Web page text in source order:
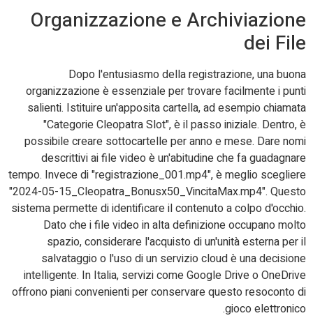
Organizzazione e Archiviazione
dei File
Dopo l'entusiasmo della registrazione, una buona
organizzazione è essenziale per trovare facilmente i punti
salienti. Istituire un'apposita cartella, ad esempio chiamata
"Categorie Cleopatra Slot", è il passo iniziale. Dentro, è
possibile creare sottocartelle per anno e mese. Dare nomi
descrittivi ai file video è un'abitudine che fa guadagnare
tempo. Invece di "registrazione_001.mp4", è meglio scegliere
"2024-05-15_Cleopatra_Bonusx50_VincitaMax.mp4". Questo
sistema permette di identificare il contenuto a colpo d'occhio.
Dato che i file video in alta definizione occupano molto
spazio, considerare l'acquisto di un'unità esterna per il
salvataggio o l'uso di un servizio cloud è una decisione
intelligente. In Italia, servizi come Google Drive o OneDrive
offrono piani convenienti per conservare questo resoconto di
gioco elettronico.